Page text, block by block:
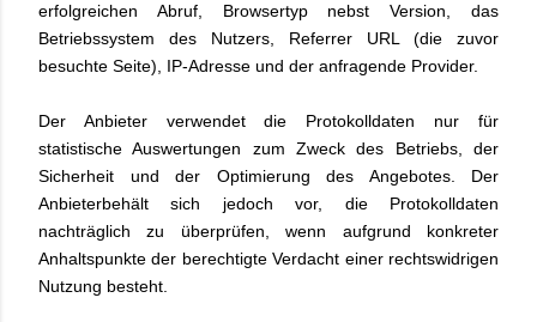
erfolgreichen Abruf, Browsertyp nebst Version, das
Betriebssystem des Nutzers, Referrer URL (die zuvor
besuchte Seite), IP-Adresse und der anfragende Provider.
Der Anbieter verwendet die Protokolldaten nur für
statistische Auswertungen zum Zweck des Betriebs, der
Sicherheit und der Optimierung des Angebotes. Der
Anbieterbehält sich jedoch vor, die Protokolldaten
nachträglich zu überprüfen, wenn aufgrund konkreter
Anhaltspunkte der berechtigte Verdacht einer rechtswidrigen
Nutzung besteht.